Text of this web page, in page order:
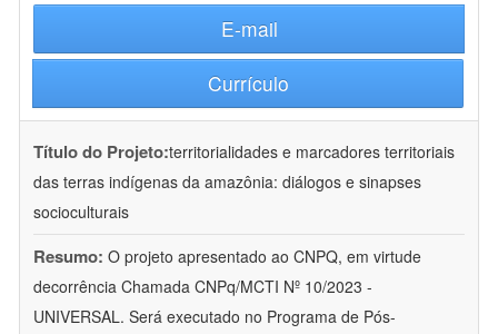
E-mail
Currículo
Título do Projeto:territorialidades e marcadores territoriais
das terras indígenas da amazônia: diálogos e sinapses
socioculturais
Resumo: O projeto apresentado ao CNPQ, em virtude
decorrência Chamada CNPq/MCTI Nº 10/2023 -
UNIVERSAL. Será executado no Programa de Pós-